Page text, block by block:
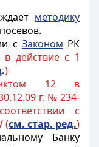
методику
с Законом РК
в действие с 1
)
12 в
г. № 234-
с
(см. стар. ред.)
Банку